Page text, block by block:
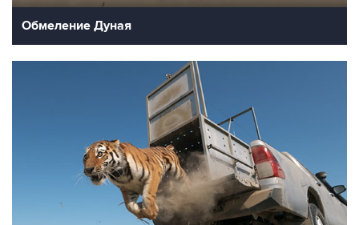
Обмеление Дуная